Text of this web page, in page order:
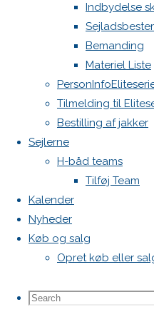
Indbydelse
Bemanding
Materiel Liste
Tilmelding til
Bestilling af jakker
Sejlerne
H-båd teams
Tilføj Team
Kalender
Nyheder
Køb og salg
Opret køb eller
Search
Search
Din e-
mailadresse
vil ikke
publiceret.
Krævede
felter er
markeret
med*
Comment